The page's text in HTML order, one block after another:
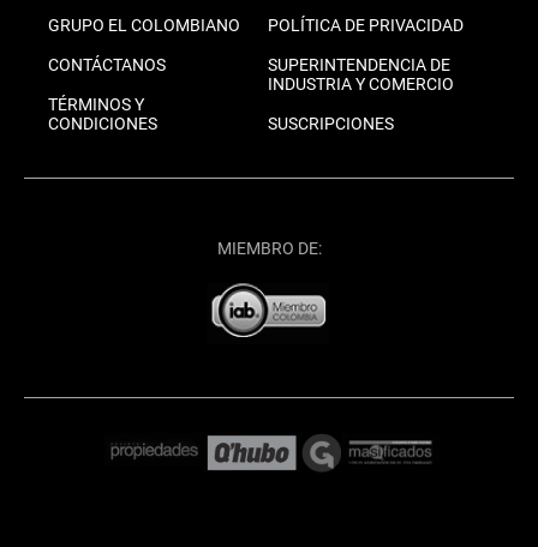
GRUPO EL COLOMBIANO
CONTÁCTANOS
TÉRMINOS Y
CONDICIONES
POLÍTICA DE PRIVACIDAD
SUPERINTENDENCIA DE
INDUSTRIA Y COMERCIO
SUSCRIPCIONES
MIEMBRO DE: